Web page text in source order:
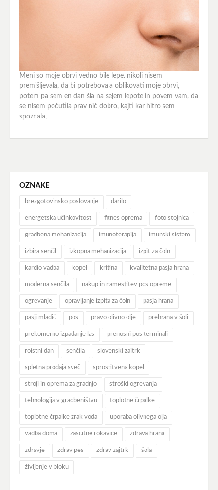
Meni so moje obrvi vedno bile lepe, nikoli nisem
premišljevala, da bi potrebovala oblikovati moje obrvi,
potem pa sem en dan šla na sejem lepote in povem vam, da
se nisem počutila prav nič dobro, kajti kar hitro sem
spoznala,…
OZNAKE
brezgotovinsko poslovanje darilo
energetska učinkovitost fitnes oprema foto stojnica
gradbena mehanizacija imunoterapija imunski sistem
izbira senčil izkopna mehanizacija izpit za čoln
kardio vadba kopel kritina kvalitetna pasja hrana
moderna senčila nakup in namestitev pos opreme
ogrevanje opravljanje izpita za čoln pasja hrana
pasji mladič pos pravo olivno olje prehrana v šoli
prekomerno izpadanje las prenosni pos terminali
rojstni dan senčila slovenski zajtrk
spletna prodaja sveč sprostitvena kopel
stroji in oprema za gradnjo stroški ogrevanja
tehnologija v gradbeništvu toplotne črpalke
toplotne črpalke zrak voda uporaba olivnega olja
vadba doma zaščitne rokavice zdrava hrana
zdravje zdrav pes zdrav zajtrk šola
življenje v bloku